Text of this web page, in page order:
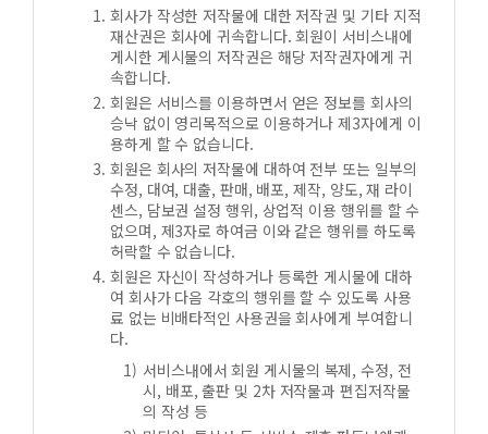
회사가 작성한 저작물에 대한 저작권 및 기타 지적
재산권은 회사에 귀속합니다. 회원이 서비스내에
게시한 게시물의 저작권은 해당 저작권자에게 귀
속합니다.
회원은 서비스를 이용하면서 얻은 정보를 회사의
승낙 없이 영리목적으로 이용하거나 제3자에게 이
용하게 할 수 없습니다.
회원은 회사의 저작물에 대하여 전부 또는 일부의
수정, 대여, 대출, 판매, 배포, 제작, 양도, 재 라이
센스, 담보권 설정 행위, 상업적 이용 행위를 할 수
없으며, 제3자로 하여금 이와 같은 행위를 하도록
허락할 수 없습니다.
회원은 자신이 작성하거나 등록한 게시물에 대하
여 회사가 다음 각호의 행위를 할 수 있도록 사용
료 없는 비배타적인 사용권을 회사에게 부여합니
다.
서비스내에서 회원 게시물의 복제, 수정, 전
시, 배포, 출판 및 2차 저작물과 편집저작물
의 작성 등